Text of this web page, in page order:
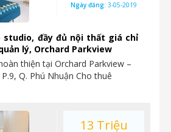
studio, đầy đủ nội thất giá chỉ
lý, Orchard Parkview
thiện tại Orchard Parkview –
Q. Phú Nhuận Cho thuê
Ngày đăng: 3-05-2019
13 Triệu